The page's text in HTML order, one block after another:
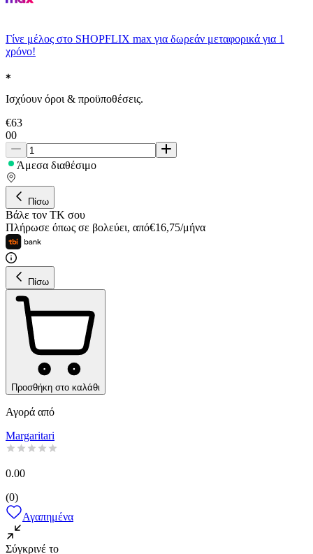
Γίνε μέλος στο SHOPFLIX max για δωρεάν μεταφορικά για 1
χρόνο!
Ισχύουν όροι & προϋποθέσεις.
€63
00
Άμεσα διαθέσιμο
Πίσω
Βάλε τον ΤΚ σου
Πλήρωσε όπως σε βολεύει, από€16,75/μήνα
Πίσω
Προσθήκη στο καλάθι
Αγορά από
Margaritari
0.00
(0)
Αγαπημένα
Σύγκρινέ το